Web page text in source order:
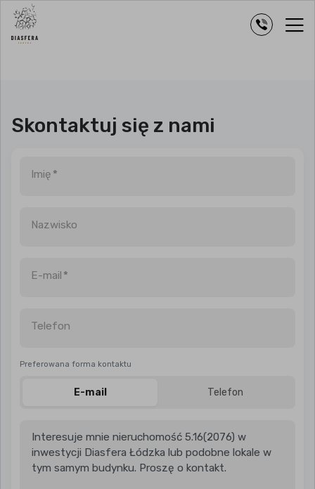
Skontaktuj się z nami
Imię *
Nazwisko
E-mail *
Telefon
Preferowana forma kontaktu
E-mail Telefon